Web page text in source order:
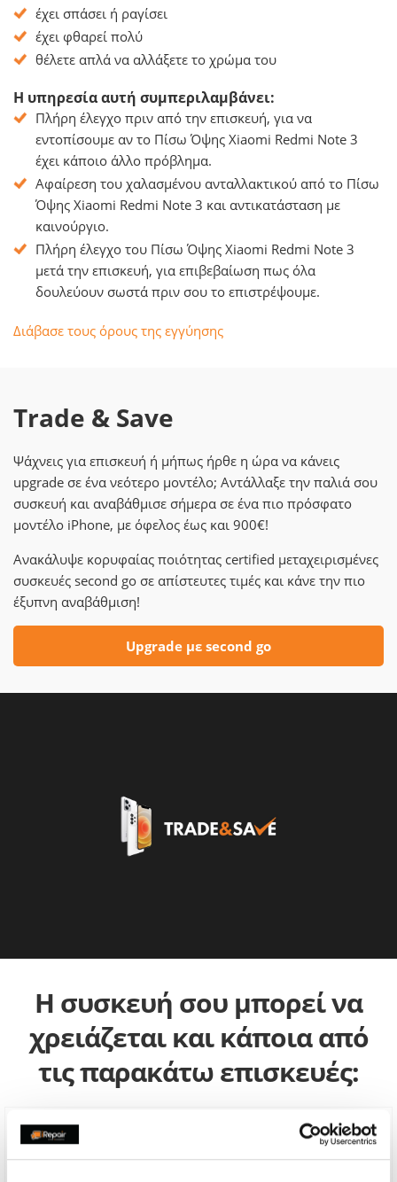
έχει σπάσει ή ραγίσει
έχει φθαρεί πολύ
θέλετε απλά να αλλάξετε το χρώμα του
Η υπηρεσία αυτή συμπεριλαμβάνει:
Πλήρη έλεγχο πριν από την επισκευή, για να
εντοπίσουμε αν το Πίσω Όψης Xiaomi Redmi Note 3
έχει κάποιο άλλο πρόβλημα.
Αφαίρεση του χαλασμένου ανταλλακτικού από το Πίσω
Όψης Xiaomi Redmi Note 3 και αντικατάσταση με
καινούργιο.
Πλήρη έλεγχο του Πίσω Όψης Xiaomi Redmi Note 3
μετά την επισκευή, για επιβεβαίωση πως όλα
δουλεύουν σωστά πριν σου το επιστρέψουμε.
Διάβασε τους όρους της εγγύησης
Trade & Save
Ψάχνεις για επισκευή ή μήπως ήρθε η ώρα να κάνεις
upgrade σε ένα νεότερο μοντέλο; Αντάλλαξε την παλιά σου
συσκευή και αναβάθμισε σήμερα σε ένα πιο πρόσφατο
μοντέλο iPhone, με όφελος έως και 900€!
Ανακάλυψε κορυφαίας ποιότητας certified μεταχειρισμένες
συσκευές second go σε απίστευτες τιμές και κάνε την πιο
έξυπνη αναβάθμιση!
Upgrade με second go
Η συσκευή σου μπορεί να
χρειάζεται και κάποια από
τις παρακάτω επισκευές: